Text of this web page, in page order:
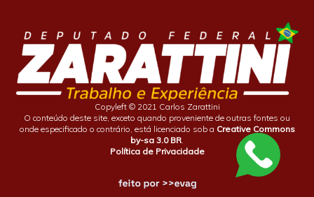
Copyleft © 2021 Carlos Zarattini
O conteúdo deste site, exceto quando proveniente de outras fontes ou
onde especificado o contrário, está licenciado sob a Creative Commons
by-sa 3.0 BR
Política de Privacidade